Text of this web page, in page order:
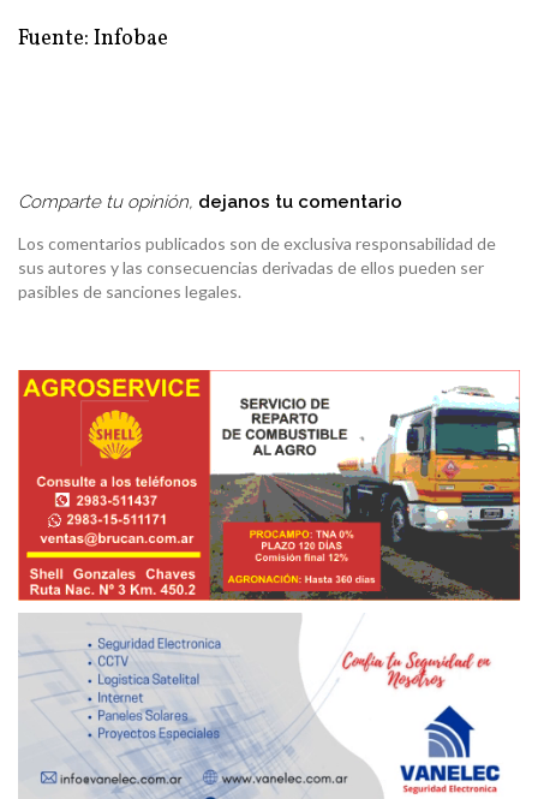
Fuente: Infobae
Comparte tu opinión, dejanos tu comentario
Los comentarios publicados son de exclusiva responsabilidad de
sus autores y las consecuencias derivadas de ellos pueden ser
pasibles de sanciones legales.